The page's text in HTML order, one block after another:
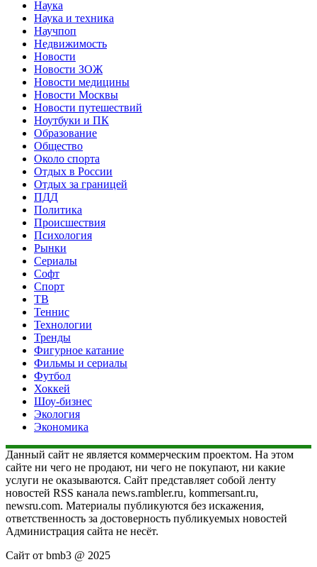
Наука
Наука и техника
Научпоп
Недвижимость
Новости
Новости ЗОЖ
Новости медицины
Новости Москвы
Новости путешествий
Ноутбуки и ПК
Образование
Общество
Около спорта
Отдых в России
Отдых за границей
ПДД
Политика
Происшествия
Психология
Рынки
Сериалы
Софт
Спорт
ТВ
Теннис
Технологии
Тренды
Фигурное катание
Фильмы и сериалы
Футбол
Хоккей
Шоу-бизнес
Экология
Экономика
Данный сайт не является коммерческим проектом. На этом
сайте ни чего не продают, ни чего не покупают, ни какие
услуги не оказываются. Сайт представляет собой ленту
новостей RSS канала news.rambler.ru, kommersant.ru,
newsru.com. Материалы публикуются без искажения,
ответственность за достоверность публикуемых новостей
Администрация сайта не несёт.
Сайт от bmb3 @ 2025